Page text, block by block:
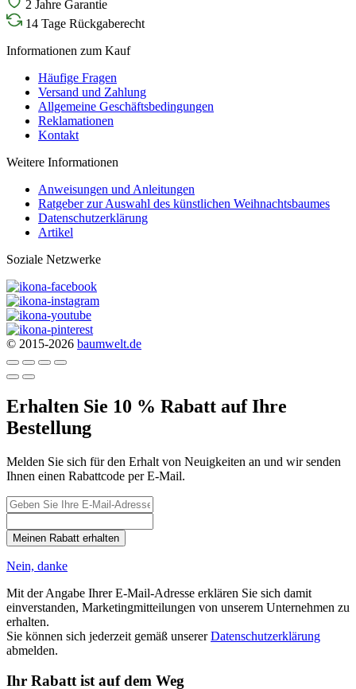
2 Jahre Garantie
14 Tage Rückgaberecht
Informationen zum Kauf
Häufige Fragen
Versand und Zahlung
Allgemeine Geschäftsbedingungen
Reklamationen
Kontakt
Weitere Informationen
Anweisungen und Anleitungen
Ratgeber zur Auswahl des künstlichen Weihnachtsbaumes
Datenschutzerklärung
Artikel
Soziale Netzwerke
© 2015-2026 baumwelt.de
Erhalten Sie 10 % Rabatt auf Ihre
Bestellung
Melden Sie sich für den Erhalt von Neuigkeiten an und wir senden
Ihnen einen Rabattcode per E-Mail.
Meinen Rabatt erhalten
Nein, danke
Mit der Angabe Ihrer E-Mail-Adresse erklären Sie sich damit
einverstanden, Marketingmitteilungen von unserem Unternehmen zu
erhalten.
Sie können sich jederzeit gemäß unsererDatenschutzerklärung
abmelden.
Ihr Rabatt ist auf dem Weg